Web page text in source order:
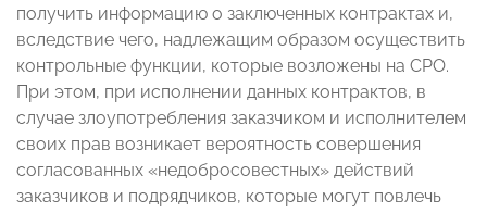
получить информацию о заключенных контрактах и,
вследствие чего, надлежащим образом осуществить
контрольные функции, которые возложены на СРО.
При этом, при исполнении данных контрактов, в
случае злоупотребления заказчиком и исполнителем
своих прав возникает вероятность совершения
согласованных «недобросовестных» действий
заказчиков и подрядчиков, которые могут повлечь